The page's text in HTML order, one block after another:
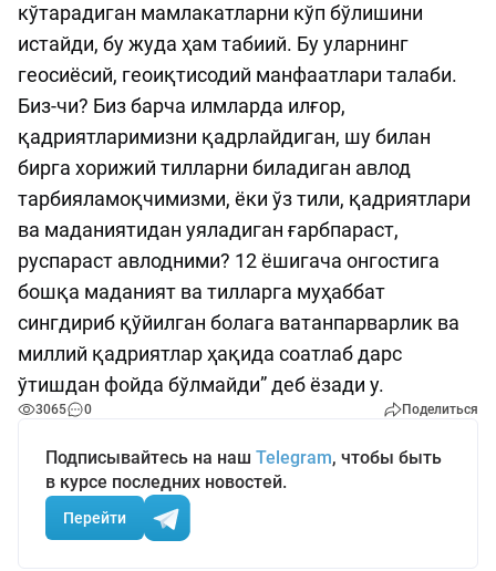
кўтарадиган мамлакатларни кўп бўлишини
истайди, бу жуда ҳам табиий. Бу уларнинг
геосиёсий, геоиқтисодий манфаатлари талаби.
Биз-чи? Биз барча илмларда илғор,
қадриятларимизни қадрлайдиган, шу билан
бирга хорижий тилларни биладиган авлод
тарбияламоқчимизми, ёки ўз тили, қадриятлари
ва маданиятидан уяладиган ғарбпараст,
руспараст авлодними? 12 ёшигача онгостига
бошқа маданият ва тилларга муҳаббат
сингдириб қўйилган болага ватанпарварлик ва
миллий қадриятлар ҳақида соатлаб дарс
ўтишдан фойда бўлмайди” деб ёзади у.
3065 0 Поделиться
Подписывайтесь на наш Telegram, чтобы быть
в курсе последних новостей.
Перейти